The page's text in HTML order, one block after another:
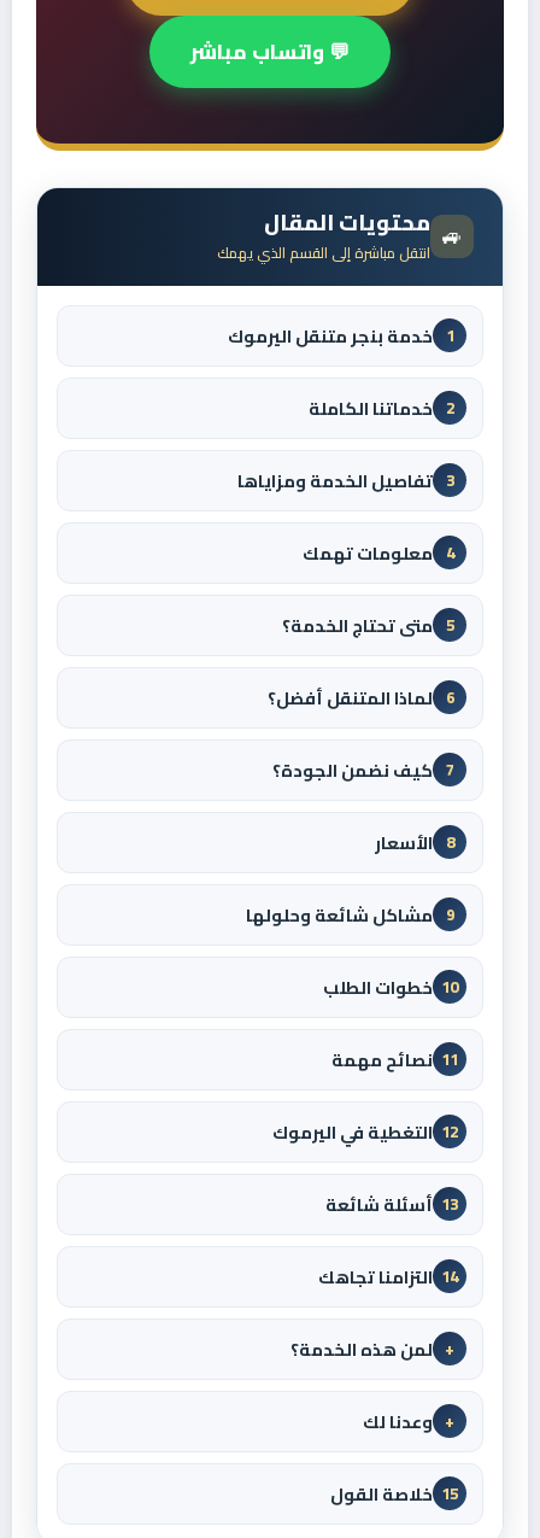
💬 واتساب مباشر
🚙 محتويات المقال
انتقل مباشرة إلى القسم الذي يهمك
1 خدمة بنجر متنقل اليرموك
2 خدماتنا الكاملة
3 تفاصيل الخدمة ومزاياها
4 معلومات تهمك
5 متى تحتاج الخدمة؟
6 لماذا المتنقل أفضل؟
7 كيف نضمن الجودة؟
8 الأسعار
9 مشاكل شائعة وحلولها
10 خطوات الطلب
11 نصائح مهمة
12 التغطية في اليرموك
13 أسئلة شائعة
14 التزامنا تجاهك
+ لمن هذه الخدمة؟
+ وعدنا لك
15 خلاصة القول